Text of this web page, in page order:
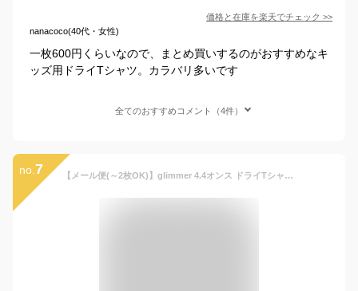
価格と在庫を楽天でチェック >>
nanacoco(40代・女性)
一枚600円くらいなので、まとめ買いするのがおすすめなキ
ッズ用ドライTシャツ。カラバリ多いです
全てのおすすめコメント（4件）
no. 7 【メール便(～2枚OK)】glimmer 4.4オンス ドライTシャツ 00300-ACT｜キッズ ユニセックス｜無地 半袖 薄手｜イエロー オレンジ ピンク ブルー レッド ブラック パープル 蛍光カラー バイカラー ミックスカラー 全50色｜100cm 110cm 120cm 130cm 140cm 150cm (T)